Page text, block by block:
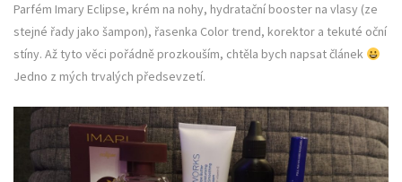
Parfém Imary Eclipse, krém na nohy, hydratační booster na vlasy (ze
stejné řady jako šampon), řasenka Color trend, korektor a tekuté oční
stíny. Až tyto věci pořádně prozkouším, chtěla bych napsat článek
Jedno z mých trvalých předsevzetí.